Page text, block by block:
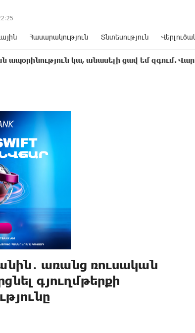
:25
Հասարակություն Տնտեսություն
կա, անասելի ցավ եմ զգում. Վարդևանյան
առանց ռուսական
գյուղմթերքի